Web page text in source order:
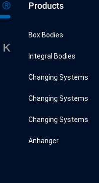
Products
Box Bodies
Integral Bodies
Changing Systems
Changing Systems
Changing Systems
Anhänger